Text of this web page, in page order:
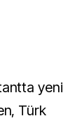
yeni
Türk